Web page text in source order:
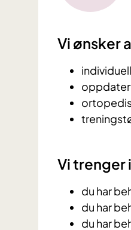
Vi ønsker
Vi trenger
du har
du har
du har